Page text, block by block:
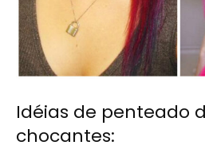
Idéias de penteado
chocantes: